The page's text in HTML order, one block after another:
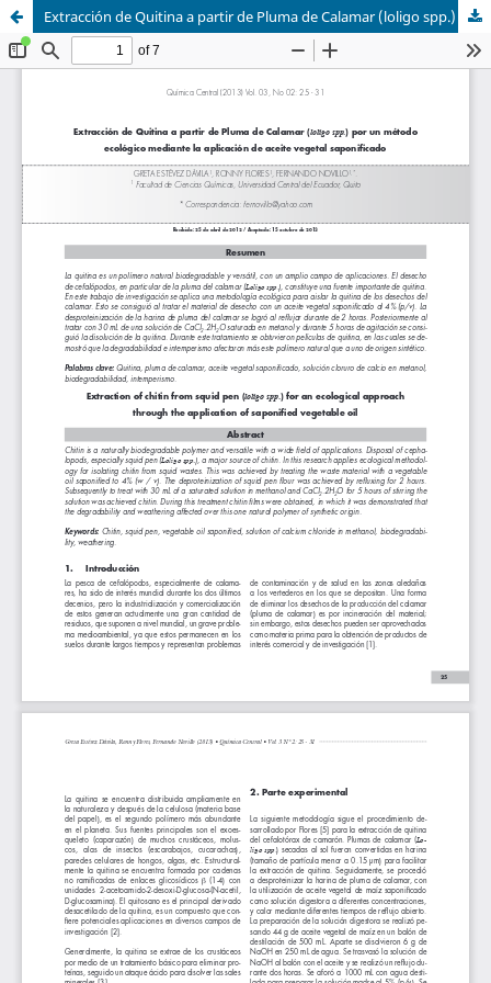
Extracción de Quitina a partir de Pluma de Calamar (loligo spp.) por un método ecológico mediante la aplicación de aceite vegetal saponificado